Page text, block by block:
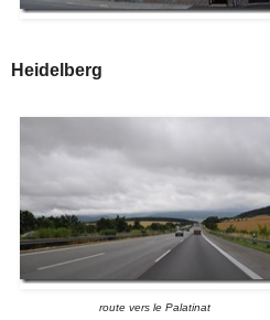
Heidelberg
route vers le Palatinat